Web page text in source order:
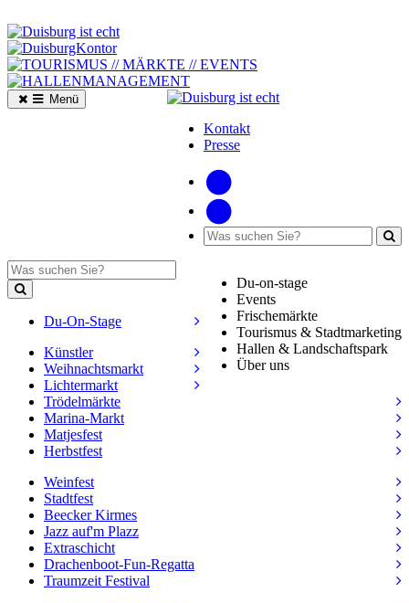
Kontakt
Presse
Du-on-stage
Events
Frischemärkte
Tourismus & Stadtmarketing
Hallen & Landschaftspark
Über uns
Menü
Du-On-Stage
Künstler
Weihnachtsmarkt
Lichtermarkt
Trödelmärkte
Marina-Markt
Matjesfest
Herbstfest
Weinfest
Stadtfest
Beecker Kirmes
Jazz auf'm Plazz
Extraschicht
Drachenboot-Fun-Regatta
Traumzeit Festival